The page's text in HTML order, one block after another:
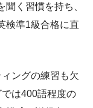
く習慣を持ち、
検準1級合格に直
ングの練習も欠
は400語程度の